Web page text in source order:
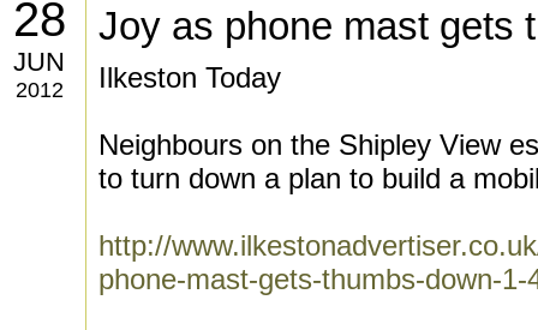
28
JUN
2012
Joy as phone mast gets
Ilkeston Today
Neighbours on the Shipley View
to turn down a plan to build a
http://
phone-mast-gets-thumbs-down-1-